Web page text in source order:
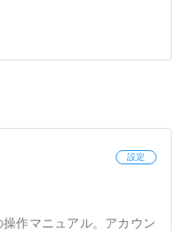
設定
作マニュアル。アカウン